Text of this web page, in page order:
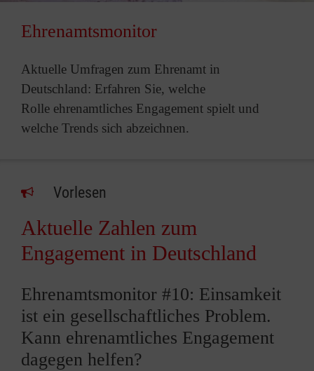
Ehrenamtsmonitor
Aktuelle Umfragen zum Ehrenamt in
Deutschland: Erfahren Sie, welche
Rolle ehrenamtliches Engagement spielt und
welche Trends sich abzeichnen.
Vorlesen
Aktuelle Zahlen zum
Engagement in Deutschland
Ehrenamtsmonitor #10: Einsamkeit
ist ein gesellschaftliches Problem.
Kann ehrenamtliches Engagement
dagegen helfen?